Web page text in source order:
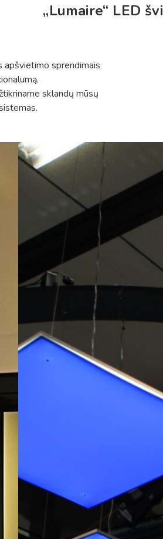
„Lumaire“ LED
apšvietimo sprendimais
sklandų mūsų